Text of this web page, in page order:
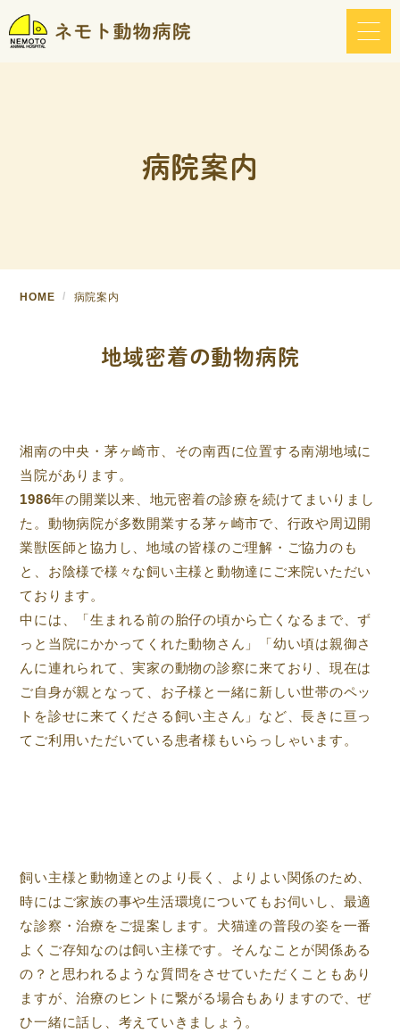
病院案内
HOME 病院案内
地域密着の動物病院
湘南の中央・茅ヶ崎市、その南西に位置する南湖地域に
当院があります。
1986年の開業以来、地元密着の診療を続けてまいりまし
た。動物病院が多数開業する茅ヶ崎市で、行政や周辺開
業獣医師と協力し、地域の皆様のご理解・ご協力のも
と、お陰様で様々な飼い主様と動物達にご来院いただい
ております。
中には、「生まれる前の胎仔の頃から亡くなるまで、ず
っと当院にかかってくれた動物さん」「幼い頃は親御さ
んに連れられて、実家の動物の診察に来ており、現在は
ご自身が親となって、お子様と一緒に新しい世帯のペッ
トを診せに来てくださる飼い主さん」など、長きに亘っ
てご利用いただいている患者様もいらっしゃいます。
飼い主様と動物達とのより長く、よりよい関係のため、
時にはご家族の事や生活環境についてもお伺いし、最適
な診察・治療をご提案します。犬猫達の普段の姿を一番
よくご存知なのは飼い主様です。そんなことが関係ある
の？と思われるような質問をさせていただくこともあり
ますが、治療のヒントに繋がる場合もありますので、ぜ
ひ一緒に話し、考えていきましょう。